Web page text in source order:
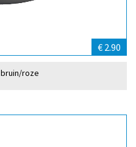
€ 2.90
roze